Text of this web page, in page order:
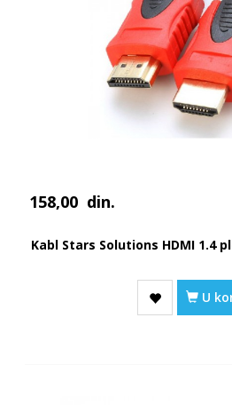
158,00 din.
Kabl Stars Solutions HDMI 1.4
U